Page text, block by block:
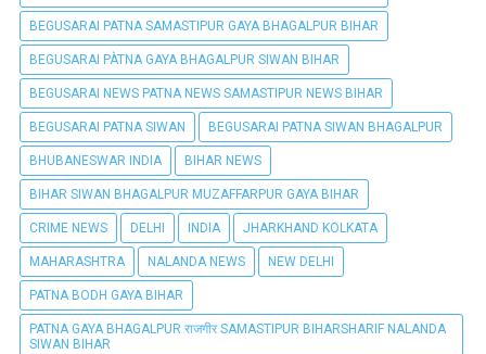
BEGUSARAI PATNA SAMASTIPUR GAYA BHAGALPUR BIHAR
BEGUSARAI PÀTNA GAYA BHAGALPUR SIWAN BIHAR
BEGUSARAI NEWS PATNA NEWS SAMASTIPUR NEWS BIHAR
BEGUSARAI PATNA SIWAN BEGUSARAI PATNA SIWAN BHAGALPUR
BHUBANESWAR INDIA BIHAR NEWS
BIHAR SIWAN BHAGALPUR MUZAFFARPUR GAYA BIHAR
CRIME NEWS DELHI INDIA JHARKHAND KOLKATA
MAHARASHTRA NALANDA NEWS NEW DELHI
PATNA BODH GAYA BIHAR
PATNA GAYA BHAGALPUR राजगीर SAMASTIPUR BIHARSHARIF NALANDA
SIWAN BIHAR